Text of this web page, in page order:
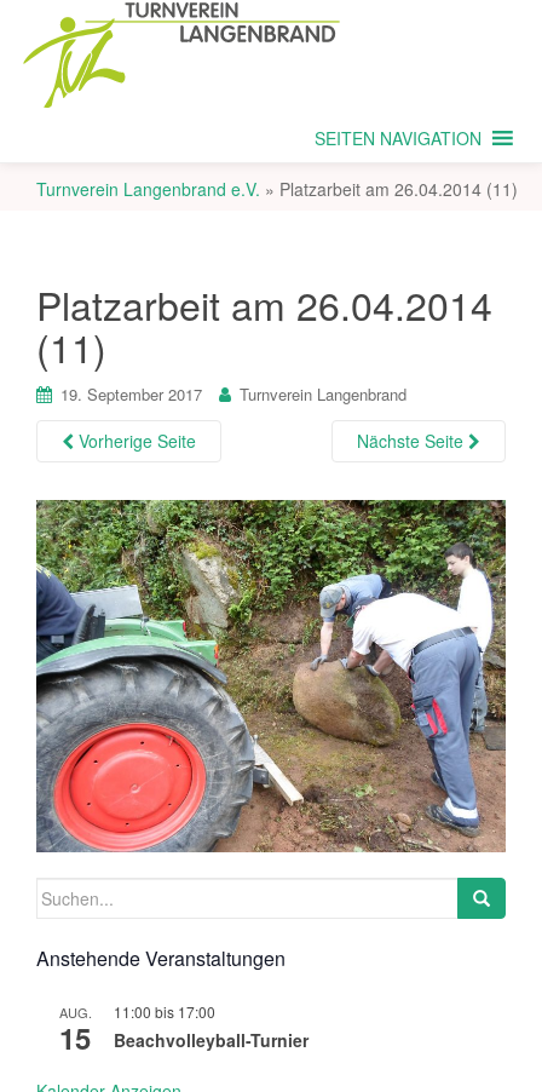
SEITEN NAVIGATION
Turnverein Langenbrand e.V. » Platzarbeit am 26.04.2014 (11)
Platzarbeit am 26.04.2014
(11)
19. September 2017 Turnverein Langenbrand
Vorherige Seite Nächste Seite
Suchen
Anstehende Veranstaltungen
AUG.
15
11:00 bis 17:00
Beachvolleyball-Turnier